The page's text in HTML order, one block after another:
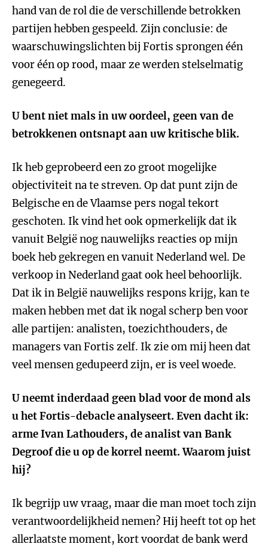
hand van de rol die de verschillende betrokken
partijen hebben gespeeld. Zijn conclusie: de
waarschuwingslichten bij Fortis sprongen één
voor één op rood, maar ze werden stelselmatig
genegeerd.
U bent niet mals in uw oordeel, geen van de
betrokkenen ontsnapt aan uw kritische blik.
Ik heb geprobeerd een zo groot mogelijke
objectiviteit na te streven. Op dat punt zijn de
Belgische en de Vlaamse pers nogal tekort
geschoten. Ik vind het ook opmerkelijk dat ik
vanuit België nog nauwelijks reacties op mijn
boek heb gekregen en vanuit Nederland wel. De
verkoop in Nederland gaat ook heel behoorlijk.
Dat ik in België nauwelijks respons krijg, kan te
maken hebben met dat ik nogal scherp ben voor
alle partijen: analisten, toezichthouders, de
managers van Fortis zelf. Ik zie om mij heen dat
veel mensen gedupeerd zijn, er is veel woede.
U neemt inderdaad geen blad voor de mond als
u het Fortis-debacle analyseert. Even dacht ik:
arme Ivan Lathouders, de analist van Bank
Degroof die u op de korrel neemt. Waarom juist
hij?
Ik begrijp uw vraag, maar die man moet toch zijn
verantwoordelijkheid nemen? Hij heeft tot op het
allerlaatste moment, kort voordat de bank werd